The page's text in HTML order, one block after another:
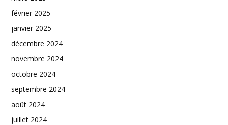
février 2025
janvier 2025
décembre 2024
novembre 2024
octobre 2024
septembre 2024
août 2024
juillet 2024